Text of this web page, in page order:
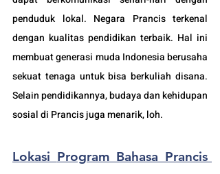
penduduk lokal. Negara Prancis terkenal
dengan kualitas pendidikan terbaik. Hal ini
membuat generasi muda Indonesia berusaha
sekuat tenaga untuk bisa berkuliah disana.
Selain pendidikannya, budaya dan kehidupan
sosial di Prancis juga menarik, loh.
Lokasi Program Bahasa Prancis